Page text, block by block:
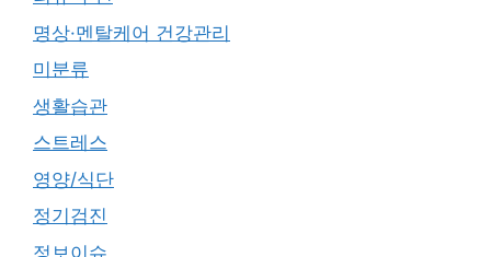
명상·멘탈케어 건강관리
미분류
생활습관
스트레스
영양/식단
정기검진
정보이슈